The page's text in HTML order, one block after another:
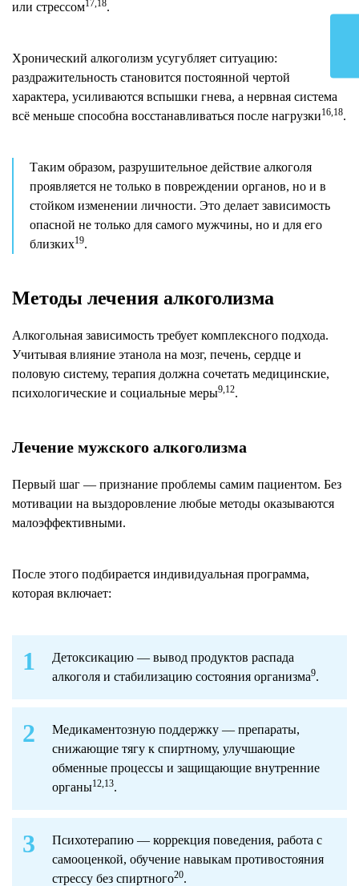
или стрессом17,18.
Хронический алкоголизм усугубляет ситуацию:
раздражительность становится постоянной чертой
характера, усиливаются вспышки гнева, а нервная система
всё меньше способна восстанавливаться после нагрузки16,18.
Таким образом, разрушительное действие алкоголя
проявляется не только в повреждении органов, но и в
стойком изменении личности. Это делает зависимость
опасной не только для самого мужчины, но и для его
близких19.
Методы лечения алкоголизма
Алкогольная зависимость требует комплексного подхода.
Учитывая влияние этанола на мозг, печень, сердце и
половую систему, терапия должна сочетать медицинские,
психологические и социальные меры9,12.
Лечение мужского алкоголизма
Первый шаг — признание проблемы самим пациентом. Без
мотивации на выздоровление любые методы оказываются
малоэффективными.
После этого подбирается индивидуальная программа,
которая включает:
Детоксикацию — вывод продуктов распада
алкоголя и стабилизацию состояния организма9.
Медикаментозную поддержку — препараты,
снижающие тягу к спиртному, улучшающие
обменные процессы и защищающие внутренние
органы12,13.
Психотерапию — коррекция поведения, работа с
самооценкой, обучение навыкам противостояния
стрессу без спиртного20.